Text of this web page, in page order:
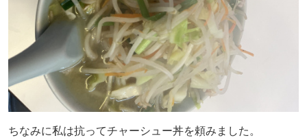
ちなみに私は抗ってチャーシュー丼を頼みました。